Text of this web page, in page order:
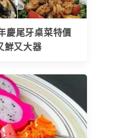
慶尾牙桌菜特價
鮮又大器